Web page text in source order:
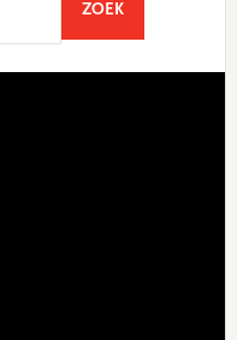
ZOEKSEARCH